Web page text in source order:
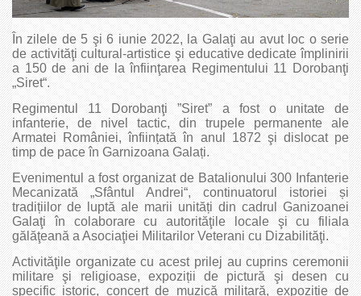
În zilele de 5 şi 6 iunie 2022, la Galaţi au avut loc o serie
de activităţi cultural-artistice şi educative dedicate împlinirii
a 150 de ani de la înfiinţarea Regimentului 11 Dorobanţi
„Siret“.
Regimentul 11 Dorobanţi ”Siret” a fost o unitate de
infanterie, de nivel tactic, din trupele permanente ale
Armatei României, înființată în anul 1872 şi dislocat pe
timp de pace în Garnizoana Galați.
Evenimentul a fost organizat de Batalionului 300 Infanterie
Mecanizată „Sfântul Andrei“, continuatorul istoriei și
tradițiilor de luptă ale marii unități din cadrul Ganizoanei
Galaţi în colaborare cu autorităţile locale şi cu filiala
gălăţeană a Asociaţiei Militarilor Veterani cu Dizabilităţi.
Activităţile organizate cu acest prilej au cuprins ceremonii
militare şi religioase, expoziții de pictură şi desen cu
specific istoric, concert de muzică militară, expoziție de